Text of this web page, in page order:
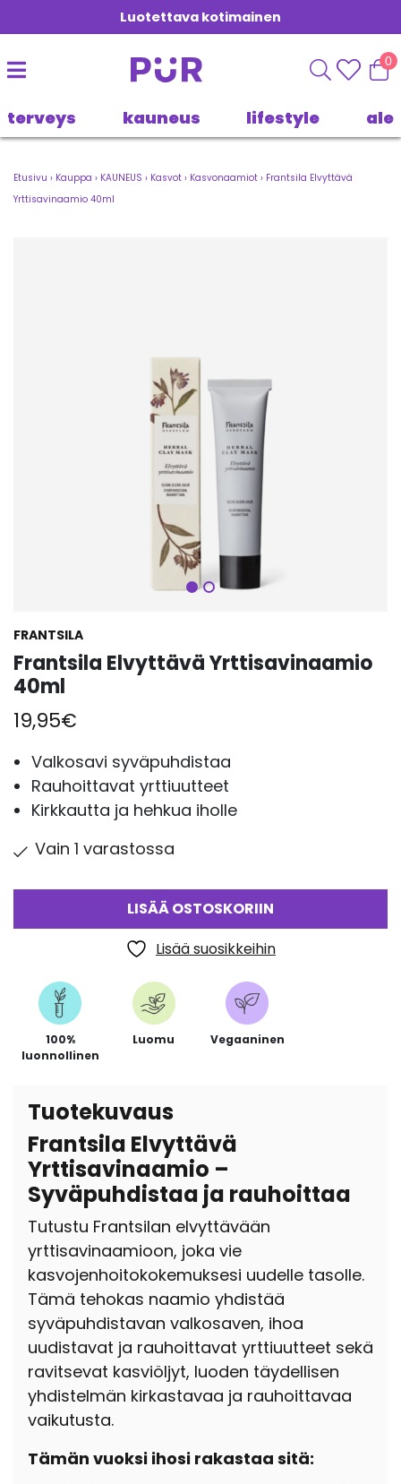
Luotettava kotimainen
0
terveys kauneus lifestyle ale
Etusivu › Kauppa › KAUNEUS › Kasvot › Kasvonaamiot › Frantsila Elvyttävä
Yrttisavinaamio 40ml
Seuraava
FRANTSILA
Frantsila Elvyttävä Yrttisavinaamio
40ml
19,95€
Valkosavi syväpuhdistaa
Rauhoittavat yrttiuutteet
Kirkkautta ja hehkua iholle
Vain 1 varastossa
LISÄÄ OSTOSKORIIN
Lisää suosikkeihin
100%
luonnollinen
Luomu Vegaaninen
Tuotekuvaus
Frantsila Elvyttävä
Yrttisavinaamio –
Syväpuhdistaa ja rauhoittaa
Tutustu Frantsilan elvyttävään
yrttisavinaamioon, joka vie
kasvojenhoitokokemuksesi uudelle tasolle.
Tämä tehokas naamio yhdistää
syväpuhdistavan valkosaven, ihoa
uudistavat ja rauhoittavat yrttiuutteet sekä
ravitsevat kasviöljyt, luoden täydellisen
yhdistelmän kirkastavaa ja rauhoittavaa
vaikutusta.
Tämän vuoksi ihosi rakastaa sitä: